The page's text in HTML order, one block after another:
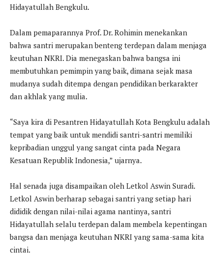
Hidayatullah Bengkulu.
Dalam pemaparannya Prof. Dr. Rohimin menekankan
bahwa santri merupakan benteng terdepan dalam menjaga
keutuhan NKRI. Dia menegaskan bahwa bangsa ini
membutuhkan pemimpin yang baik, dimana sejak masa
mudanya sudah ditempa dengan pendidikan berkarakter
dan akhlak yang mulia.
“Saya kira di Pesantren Hidayatullah Kota Bengkulu adalah
tempat yang baik untuk mendidi santri-santri memiliki
kepribadian unggul yang sangat cinta pada Negara
Kesatuan Republik Indonesia,” ujarnya.
Hal senada juga disampaikan oleh Letkol Aswin Suradi.
Letkol Aswin berharap sebagai santri yang setiap hari
dididik dengan nilai-nilai agama nantinya, santri
Hidayatullah selalu terdepan dalam membela kepentingan
bangsa dan menjaga keutuhan NKRI yang sama-sama kita
cintai.